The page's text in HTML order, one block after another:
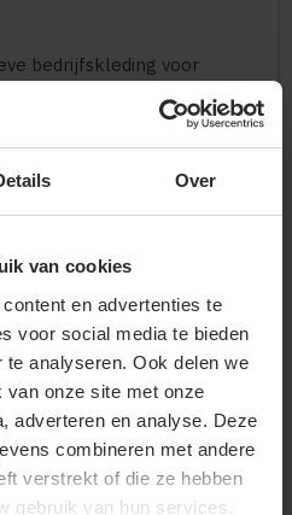
Over
van cookies
en advertenties te
voor social media te bieden
analyseren. Ook delen we
van onze site met onze
adverteren en analyse. Deze
combineren met andere
verstrekt of die ze hebben
gebruik van hun services.
bedrijfskleding voor
merchandise voor
en
polyester met een zachte
hals met functionele,
zijzakken in de naad
damespasvorm
en verzorgde